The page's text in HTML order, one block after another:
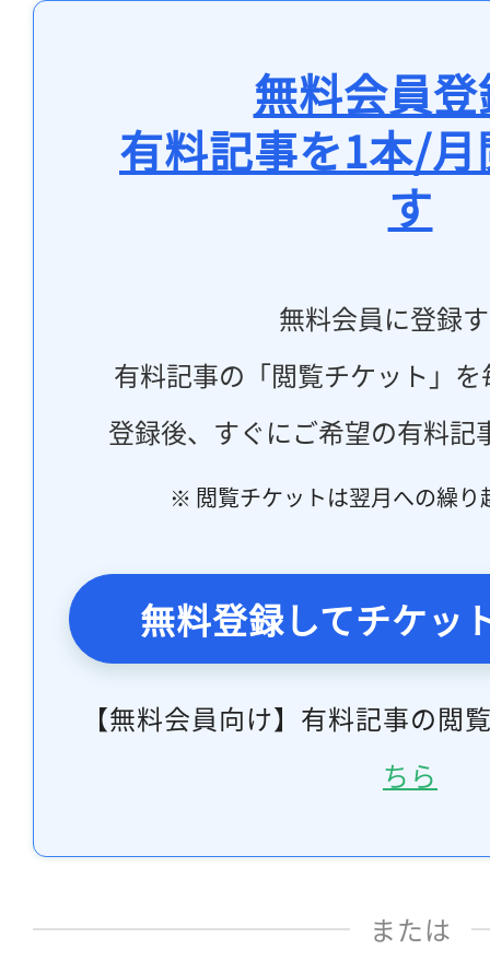
無料会員
有料記事を1本/
す
無料会員に登録
有料記事の「閲覧チケット」
登録後、すぐにご希望の有料記
※ 閲覧チケットは翌月への繰り
無料登録してチケッ
【無料会員向け】有料記事の閲
ちら
または
会員登録